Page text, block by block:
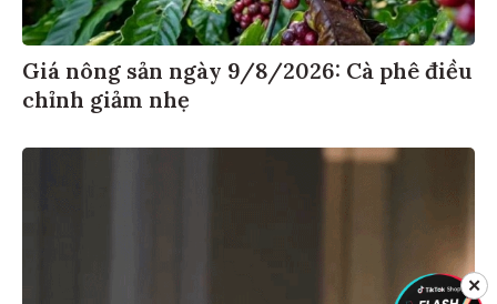
Giá nông sản ngày 9/8/2026: Cà phê điều
chỉnh giảm nhẹ
✕